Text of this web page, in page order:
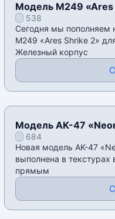
Модель M249 «Ares
538
Сегодня мы
M249 «Ares Shrike 2»
Железный корпус
Модель AK-47
v34684
Новая модель AK-47
выполнена в текстурах
прямым